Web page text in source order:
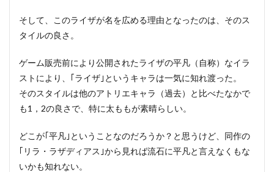
そして、このライザが名を広める理由となったのは、そのス
タイルの良さ。
ゲーム販売前により公開されたライザの平凡（自称）なイラ
ストにより、｢ライザ｣というキャラは一気に知れ渡った。
そのスタイルは他のアトリエキャラ（過去）と比べたなかで
も1，2の良さで、特に太ももが素晴らしい。
どこが｢平凡｣ということなのだろうか？と思うけど、同作の
｢リラ・ラザディアス｣から見れば流石に平凡と言えなくもな
いかも知れない。